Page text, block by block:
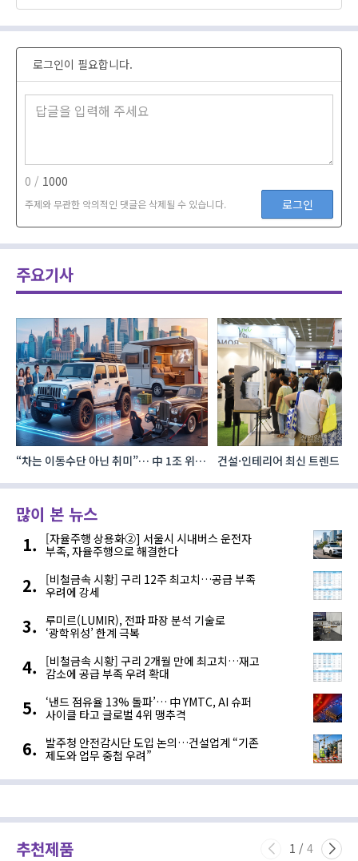
로그인이 필요합니다.
0 / 1000
주제와 무관한 악의적인 댓글은 삭제될 수 있습니다. 로그인
주요기사
“차는 이동수단 아닌 취미”… 中 1조 위안
건설·인테리어 최신 트렌드
많이 본 뉴스
[자율주행 상용화②] 서울시 시내버스 운전자
부족, 자율주행으로 해결한다
[비철금속 시황] 구리 12주 최고치…공급 부족
우려에 강세
루미르(LUMIR), 전파 파장 분석 기술로
‘광학위성’ 한계 극복
[비철금속 시황] 구리 2개월 만에 최고치…재고
감소에 공급 부족 우려 확대
‘낸드 점유율 13% 돌파’… 中 YMTC, AI 슈퍼
사이클 타고 글로벌 4위 맹추격
발주청 안전감시단 도입 논의…건설업계 “기존
제도와 업무 중첩 우려”
추천제품 1 / 4